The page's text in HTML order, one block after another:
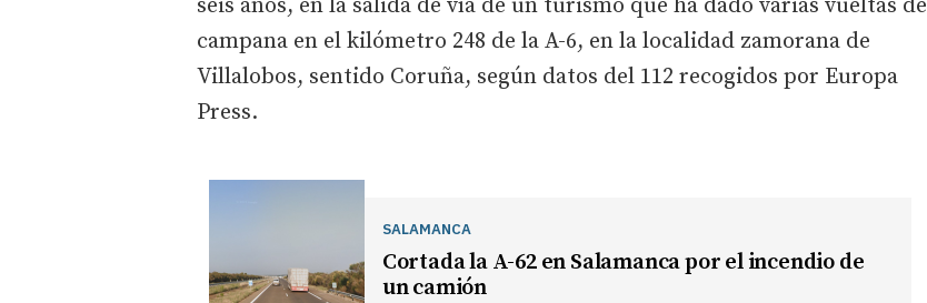
seis años, en la salida de vía de un turismo que ha dado varias vueltas de
campana en el kilómetro 248 de la A-6, en la localidad zamorana de
Villalobos, sentido Coruña, según datos del 112 recogidos por Europa
Press.
SALAMANCA
Cortada la A-62 en Salamanca por el incendio de
un camión